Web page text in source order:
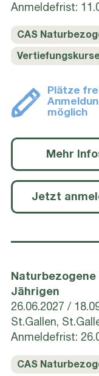
Anmeldefrist:
CAS
Plätze
möglich
Mehr
Jetzt
Jährigen
26.06.2027
St.Gallen,
Anmeldefrist:
CAS